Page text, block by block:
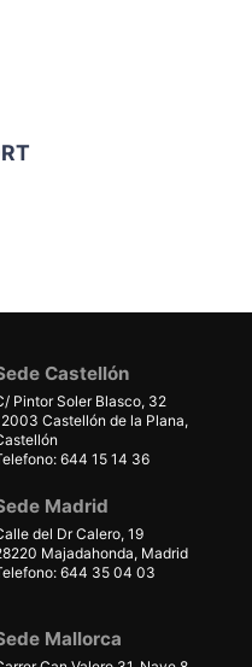
Castellón
Pintor Soler Blasco, 32
Castellón de la Plana,
644 15 14 36
Madrid
del Dr Calero, 19
Majadahonda, Madrid
644 35 04 03
Mallorca